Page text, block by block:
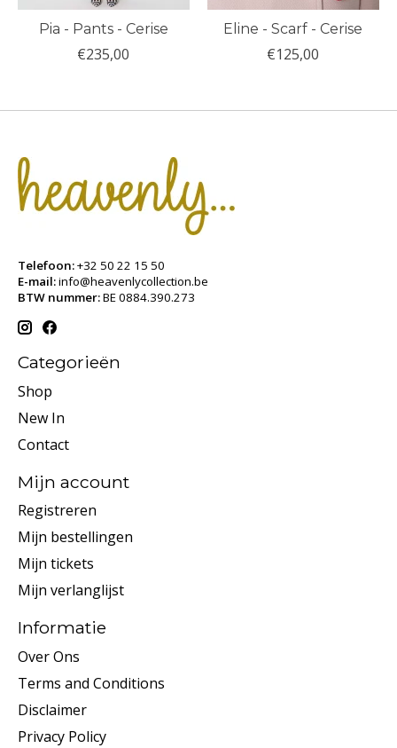
Pia - Pants - Cerise
€235,00
Eline - Scarf - Cerise
€125,00
Telefoon:+32 50 22 15 50
E-mail:info@heavenlycollection.be
BTW nummer:BE 0884.390.273
Categorieën
Shop
New In
Contact
Mijn account
Registreren
Mijn bestellingen
Mijn tickets
Mijn verlanglijst
Informatie
Over Ons
Terms and Conditions
Disclaimer
Privacy Policy